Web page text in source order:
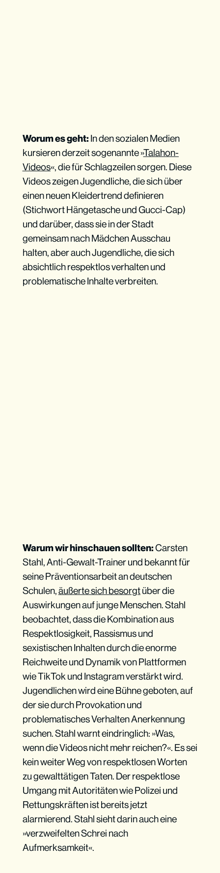
Worum es geht: In den sozialen Medien
kursieren derzeit sogenannte »Talahon-
Videos«, die für Schlagzeilen sorgen. Diese
Videos zeigen Jugendliche, die sich über
einen neuen Kleidertrend definieren
(Stichwort Hängetasche und Gucci-Cap)
und darüber, dass sie in der Stadt
gemeinsam nach Mädchen Ausschau
halten, aber auch Jugendliche, die sich
absichtlich respektlos verhalten und
problematische Inhalte verbreiten.
Warum wir hinschauen sollten:Carsten
Stahl, Anti-Gewalt-Trainer und bekannt für
seine Präventionsarbeit an deutschen
Schulen,äußerte sich besorgtüber die
Auswirkungen auf junge Menschen. Stahl
beobachtet, dass die Kombination aus
Respektlosigkeit, Rassismus und
sexistischen Inhalten durch die enorme
Reichweite und Dynamik von Plattformen
wie TikTok und Instagram verstärkt wird.
Jugendlichen wird eine Bühne geboten, auf
der sie durch Provokation und
problematisches Verhalten Anerkennung
suchen. Stahl warnt eindringlich: »Was,
wenn die Videos nicht mehr reichen?«. Es sei
kein weiter Weg von respektlosen Worten
zu gewalttätigen Taten. Der respektlose
Umgang mit Autoritäten wie Polizei und
Rettungskräften ist bereits jetzt
alarmierend. Stahl sieht darin auch eine
»verzweifelten Schrei nach
Aufmerksamkeit«.